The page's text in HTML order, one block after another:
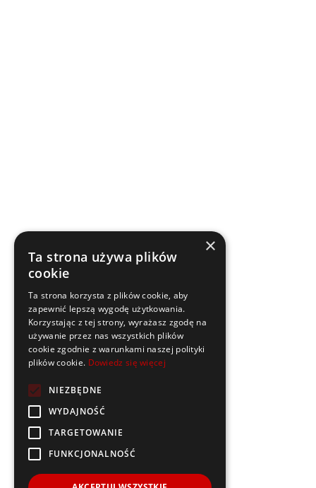
×
Ta strona używa plików
cookie
Ta strona korzysta z plików cookie, aby
zapewnić lepszą wygodę użytkowania.
Korzystając z tej strony, wyrażasz zgodę na
używanie przez nas wszystkich plików
cookie zgodnie z warunkami naszej polityki
plików cookie. Dowiedz się więcej
NIEZBĘDNE
WYDAJNOŚĆ
TARGETOWANIE
FUNKCJONALNOŚĆ